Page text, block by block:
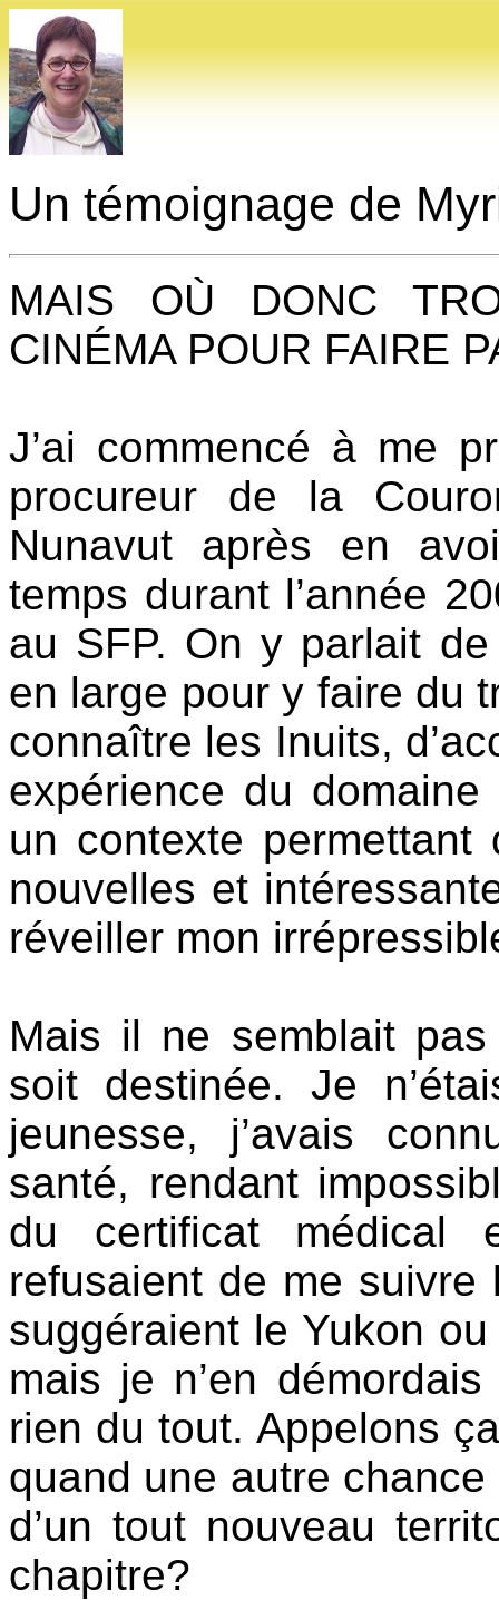
Un témoignage de
MAIS OÙ DONC
CINÉMA POUR FAIRE
J’ai commencé à me
procureur de la
Nunavut après en
temps durant l’année
au SFP. On y parlait
en large pour y faire du
connaître les Inuits,
expérience du
un contexte
nouvelles et
réveiller mon
Mais il ne semblait
soit destinée. Je
jeunesse, j’avais
santé, rendant
du certificat médical
refusaient de me suivre
suggéraient le Yukon
mais je n’en
rien du tout. Appelons
quand une autre
d’un tout nouveau
chapitre?